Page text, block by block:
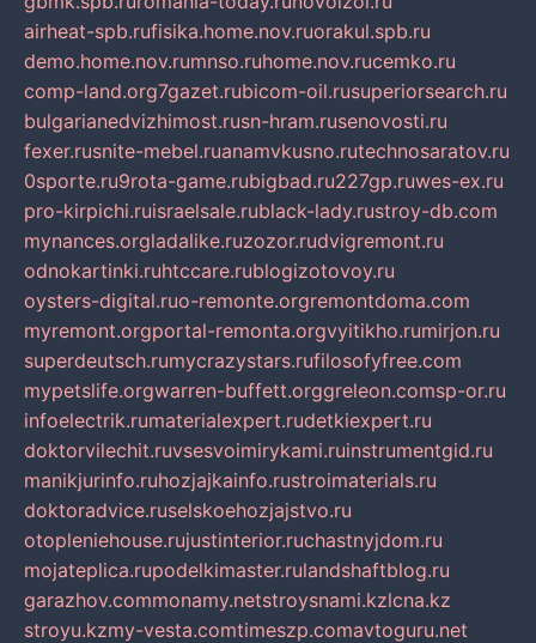
airheat-spb.rufisika.home.nov.ruorakul.spb.ru
demo.home.nov.rumnso.ruhome.nov.rucemko.ru
comp-land.org7gazet.rubicom-oil.rusuperiorsearch.ru
bulgarianedvizhimost.rusn-hram.rusenovosti.ru
fexer.rusnite-mebel.ruanamvkusno.rutechnosaratov.ru
0sporte.ru9rota-game.rubigbad.ru227gp.ruwes-ex.ru
pro-kirpichi.ruisraelsale.rublack-lady.rustroy-db.com
mynances.orgladalike.ruzozor.rudvigremont.ru
odnokartinki.ruhtccare.rublogizotovoy.ru
oysters-digital.ruo-remonte.orgremontdoma.com
myremont.orgportal-remonta.orgvyitikho.rumirjon.ru
superdeutsch.rumycrazystars.rufilosofyfree.com
mypetslife.orgwarren-buffett.orggreleon.comsp-or.ru
infoelectrik.rumaterialexpert.rudetkiexpert.ru
doktorvilechit.ruvsesvoimirykami.ruinstrumentgid.ru
manikjurinfo.ruhozjajkainfo.rustroimaterials.ru
doktoradvice.ruselskoehozjajstvo.ru
otopleniehouse.rujustinterior.ruchastnyjdom.ru
mojateplica.rupodelkimaster.rulandshaftblog.ru
garazhov.commonamy.netstroysnami.kzlcna.kz
stroyu.kzmy-vesta.comtimeszp.comavtoguru.net